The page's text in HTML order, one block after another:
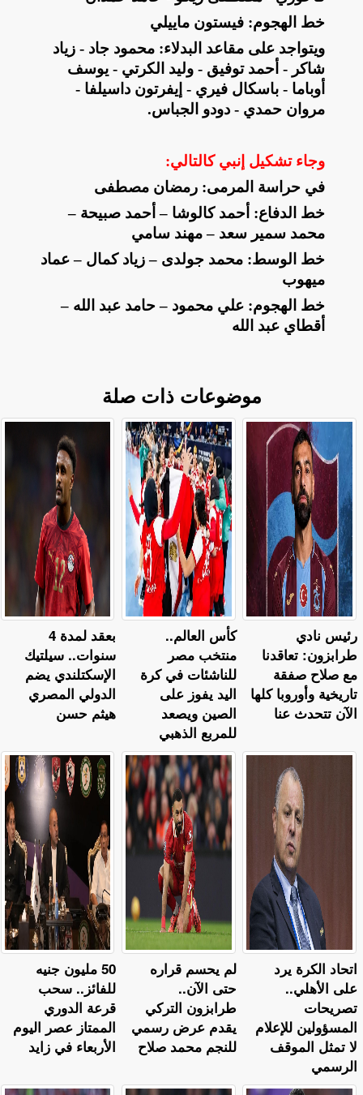
خط الهجوم: فيستون ماييلي
ويتواجد على مقاعد البدلاء: محمود جاد - زياد
شاكر - أحمد توفيق - وليد الكرتي - يوسف
أوباما - باسكال فيري - إيفرتون داسيلفا -
مروان حمدي - دودو الجباس.
وجاء تشكيل إنبي كالتالي:
في حراسة المرمى: رمضان مصطفى
خط الدفاع: أحمد كالوشا – أحمد صبيحة –
محمد سمير سعد – مهند سامي
خط الوسط: محمد جولدى – زياد كمال – عماد
ميهوب
خط الهجوم: علي محمود – حامد عبد الله –
أقطاي عبد الله
موضوعات ذات صلة
بعقد لمدة 4
سنوات.. سيلتيك
الإسكتلندي يضم
الدولي المصري
هيثم حسن
كأس العالم..
منتخب مصر
للناشئات في كرة
اليد يفوز على
الصين ويصعد
للمربع الذهبي
رئيس نادي
طرابزون: تعاقدنا
مع صلاح صفقة
تاريخية وأوروبا كلها
الآن تتحدث عنا
50 مليون جنيه
للفائز.. سحب
قرعة الدوري
الممتاز عصر اليوم
الأربعاء في زايد
لم يحسم قراره
حتى الآن..
طرابزون التركي
يقدم عرض رسمي
للنجم محمد صلاح
اتحاد الكرة يرد
على الأهلي..
تصريحات
المسؤولين للإعلام
لا تمثل الموقف
الرسمي